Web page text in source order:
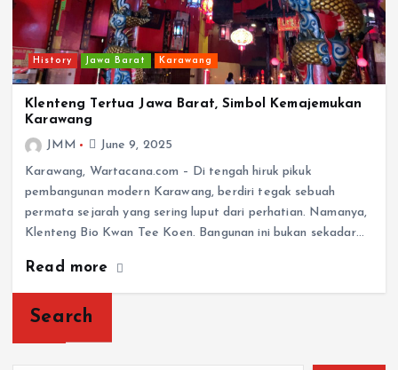
History Jawa Barat Karawang
Klenteng Tertua Jawa Barat, Simbol Kemajemukan
Karawang
JMM
June 9, 2025
Karawang, Wartacana.com – Di tengah hiruk pikuk
pembangunan modern Karawang, berdiri tegak sebuah
permata sejarah yang sering luput dari perhatian. Namanya,
Klenteng Bio Kwan Tee Koen. Bangunan ini bukan sekadar…
Read more
Search